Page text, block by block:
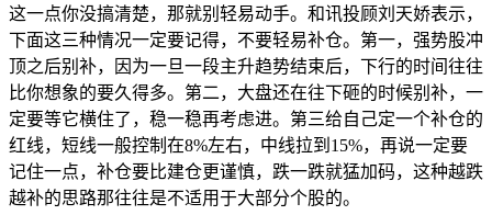
这一点你没搞清楚，那就别轻易动手。和讯投顾刘天娇表示，
下面这三种情况一定要记得，不要轻易补仓。第一，强势股冲
顶之后别补，因为一旦一段主升趋势结束后，下行的时间往往
比你想象的要久得多。第二，大盘还在往下砸的时候别补，一
定要等它横住了，稳一稳再考虑进。第三给自己定一个补仓的
红线，短线一般控制在8%左右，中线拉到15%，再说一定要
记住一点，补仓要比建仓更谨慎，跌一跌就猛加码，这种越跌
越补的思路那往往是不适用于大部分个股的。